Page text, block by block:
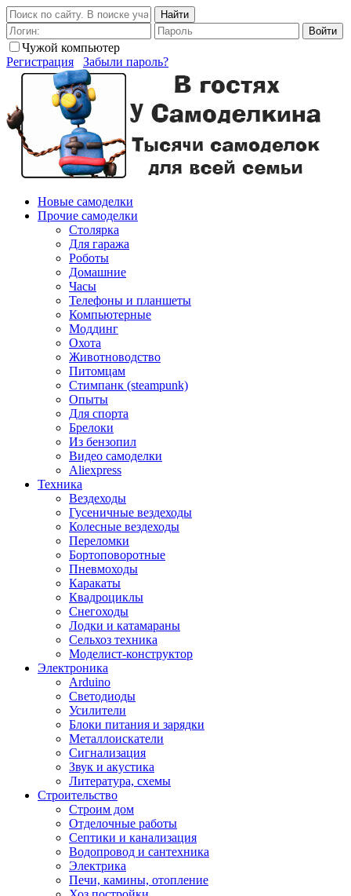
Найти
Войти
Чужой компьютер
Регистрация
Забыли пароль?
Новые самоделки
Прочие самоделки
Столярка
Для гаража
Роботы
Домашние
Часы
Телефоны и планшеты
Компьютерные
Моддинг
Охота
Животноводство
Питомцам
Стимпанк (steampunk)
Опыты
Для спорта
Брелоки
Из бензопил
Видео самоделки
Aliexpress
Техника
Вездеходы
Гусеничные вездеходы
Колесные вездеходы
Переломки
Бортоповоротные
Пневмоходы
Каракаты
Квадроциклы
Снегоходы
Лодки и катамараны
Сельхоз техника
Моделист-конструктор
Электроника
Arduino
Светодиоды
Усилители
Блоки питания и зарядки
Металлоискатели
Сигнализация
Звук и акустика
Литература, схемы
Строительство
Строим дом
Отделочные работы
Септики и канализация
Водопровод и сантехника
Электрика
Печи, камины, отопление